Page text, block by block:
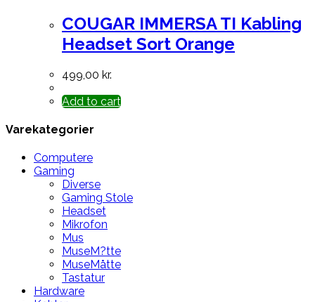
COUGAR IMMERSA TI Kabling
Headset Sort Orange
499,00 kr.
Add to cart
Varekategorier
Computere
Gaming
Diverse
Gaming Stole
Headset
Mikrofon
Mus
MuseM?tte
MuseMåtte
Tastatur
Hardware